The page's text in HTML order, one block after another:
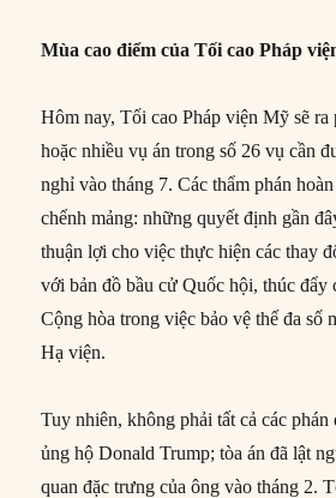
Mùa cao điểm của Tối cao Pháp
Hôm nay, Tối cao Pháp viện Mỹ sẽ ra
hoặc nhiều vụ án trong số 26 vụ cần
nghỉ vào tháng 7. Các thẩm phán
chểnh mảng: những quyết định gần
thuận lợi cho việc thực hiện các thay
với bản đồ bầu cử Quốc hội, thúc đẩy
Cộng hòa trong việc bảo vệ thế đa số
Hạ viện.
Tuy nhiên, không phải tất cả các phán
ủng hộ Donald Trump; tòa án đã lật
quan đặc trưng của ông vào tháng 2.